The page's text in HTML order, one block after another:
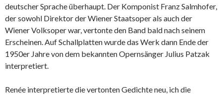
deutscher Sprache überhaupt. Der Komponist Franz Salmhofer,
der sowohl Direktor der Wiener Staatsoper als auch der
Wiener Volksoper war, vertonte den Band bald nach seinem
Erscheinen. Auf Schallplatten wurde das Werk dann Ende der
1950er Jahre von dem bekannten Opernsänger Julius Patzak
interpretiert.
Renée interpretierte die vertonten Gedichte neu, ich die